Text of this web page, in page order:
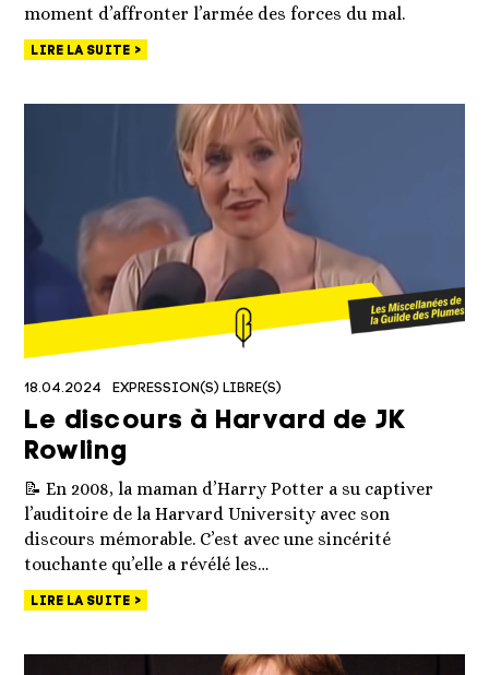
moment d’affronter l’armée des forces du mal.
LIRE LA SUITE
18.04.2024 EXPRESSION(S) LIBRE(S)
Le discours à Harvard de JK
Rowling
📝 En 2008, la maman d’Harry Potter a su captiver
l’auditoire de la Harvard University avec son
discours mémorable. C’est avec une sincérité
touchante qu’elle a révélé les…
LIRE LA SUITE